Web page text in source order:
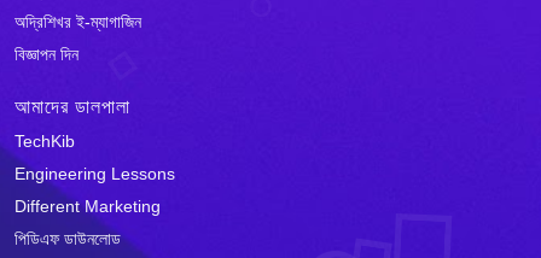
অদ্রিশিখর ই-ম্যাগাজিন
বিজ্ঞাপন দিন
আমাদের ডালপালা
TechKib
Engineering Lessons
Different Marketing
পিডিএফ ডাউনলোড